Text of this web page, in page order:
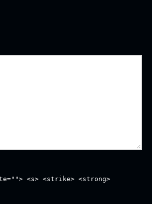
<s> <strike> <strong>